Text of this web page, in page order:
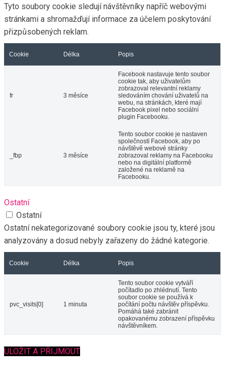
Tyto soubory cookie sledují návštěvníky napříč webovými
stránkami a shromažďují informace za účelem poskytování
přizpůsobených reklam.
Cookie Délka Popis
fr 3 měsíce
Facebook nastavuje tento soubor
cookie tak, aby uživatelům
zobrazoval relevantní reklamy
sledováním chování uživatelů na
webu, na stránkách, které mají
Facebook pixel nebo sociální
plugin Facebooku.
_fbp 3 měsíce
Tento soubor cookie je nastaven
společností Facebook, aby po
návštěvě webové stránky
zobrazoval reklamy na Facebooku
nebo na digitální platformě
založené na reklamě na
Facebooku.
Ostatní
Ostatní
Ostatní nekategorizované soubory cookie jsou ty, které jsou
analyzovány a dosud nebyly zařazeny do žádné kategorie.
Cookie Délka Popis
pvc_visits[0] 1 minuta
Tento soubor cookie vytváří
počítadlo po zhlédnutí. Tento
soubor cookie se používá k
počítání počtu návštěv příspěvku.
Pomáhá také zabránit
opakovanému zobrazení příspěvku
návštěvníkem.
ULOŽIT A PŘIJMOUT